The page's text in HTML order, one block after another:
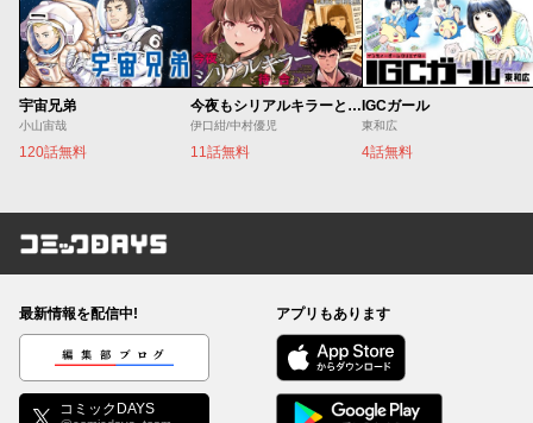
宇宙兄弟
小山宙哉
120話無料
今夜もシリアルキラーと待ち合わせ
伊口紺/中村優児
11話無料
IGCガール
東和広
4話無料
コミックDAYS
最新情報を配信中!
編集部ブログ
コミックDAYS
アプリもあります